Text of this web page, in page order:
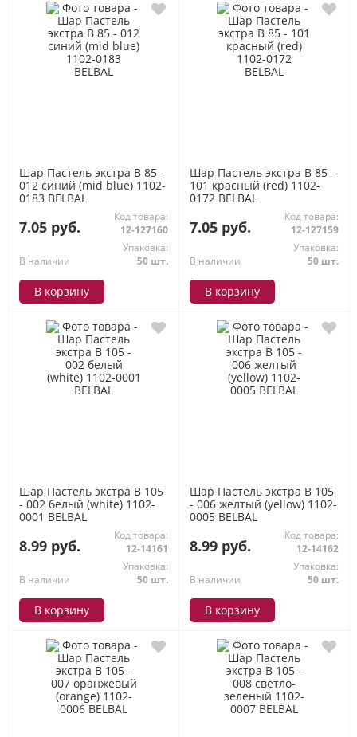
Шар Пастель экстра В 85 -
012 синий (mid blue) 1102-
0183 BELBAL
7.05 руб.
Код товара:
12-127160
В наличии
Упаковка:
50 шт.
В корзину
Шар Пастель экстра В 85 -
101 красный (red) 1102-
0172 BELBAL
7.05 руб.
Код товара:
12-127159
В наличии
Упаковка:
50 шт.
В корзину
Шар Пастель экстра В 105
- 002 белый (white) 1102-
0001 BELBAL
8.99 руб.
Код товара:
12-14161
В наличии
Упаковка:
50 шт.
В корзину
Шар Пастель экстра В 105
- 006 желтый (yellow) 1102-
0005 BELBAL
8.99 руб.
Код товара:
12-14162
В наличии
Упаковка:
50 шт.
В корзину